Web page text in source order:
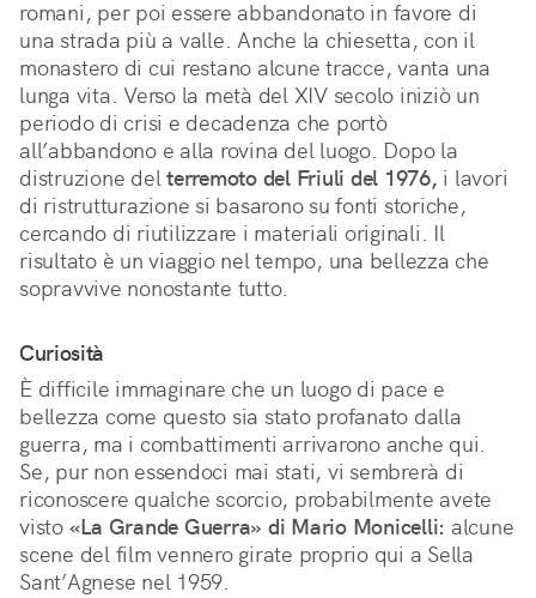
romani, per poi essere abbandonato in favore di
una strada più a valle. Anche la chiesetta, con il
monastero di cui restano alcune tracce, vanta una
lunga vita. Verso la metà del XIV secolo iniziò un
periodo di crisi e decadenza che portò
all’abbandono e alla rovina del luogo. Dopo la
distruzione delterremoto del Friuli del 1976, i lavori
di ristrutturazione si basarono su fonti storiche,
cercando di riutilizzare i materiali originali. Il
risultato è un viaggio nel tempo, una bellezza che
sopravvive nonostante tutto.
Curiosità
È difficile immaginare che un luogo di pace e
bellezza come questo sia stato profanato dalla
guerra, ma i combattimenti arrivarono anche qui.
Se, pur non essendoci mai stati, vi sembrerà di
riconoscere qualche scorcio, probabilmente avete
visto «La Grande Guerra» di Mario Monicelli: alcune
scene del film vennero girate proprio qui a Sella
Sant’Agnese nel 1959.